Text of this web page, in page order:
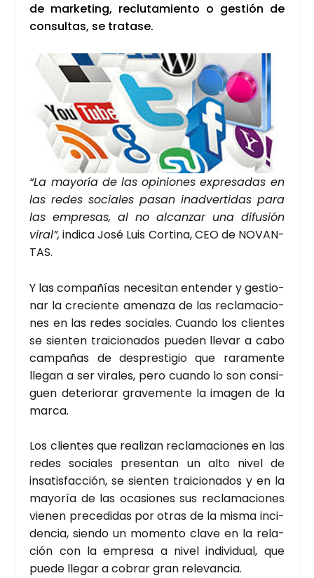
de mar­ke­ting, reclu­ta­mien­to o ges­tión de
con­sul­tas, se tra­ta­se.
“La mayo­ría de las opi­nio­nes expre­sa­das en
las redes socia­les pasan inad­ver­ti­das para
las empre­sas, al no alcan­zar una difu­sión
viral”, indi­ca José Luis Cor­ti­na, CEO de NOVAN­
TAS.
Y las com­pa­ñías nece­si­tan enten­der y ges­tio­
nar la cre­cien­te ame­na­za de las recla­ma­cio­
nes en las redes socia­les. Cuan­do los clien­tes
se sien­ten trai­cio­na­dos pue­den lle­var a cabo
cam­pa­ñas de des­pres­ti­gio que rara­men­te
lle­gan a ser vira­les, pero cuan­do lo son con­si­
guen dete­rio­rar gra­ve­men­te la ima­gen de la
mar­ca.
Los clien­tes que rea­li­zan recla­ma­cio­nes en las
redes socia­les pre­sen­tan un alto nivel de
insa­tis­fac­ción, se sien­ten trai­cio­na­dos y en la
mayo­ría de las oca­sio­nes sus recla­ma­cio­nes
vie­nen pre­ce­di­das por otras de la mis­ma inci­
den­cia, sien­do un momen­to cla­ve en la rela­
ción con la empre­sa a nivel indi­vi­dual, que
pue­de lle­gar a cobrar gran rele­van­cia.